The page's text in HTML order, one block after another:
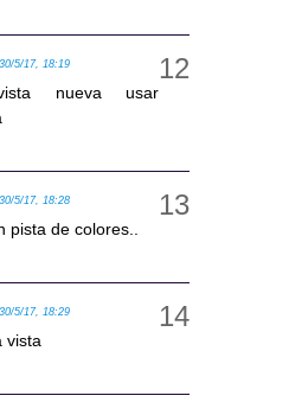
30/5/17, 18:19
nueva usar
30/5/17, 18:28
pista de colores..
30/5/17, 18:29
vista